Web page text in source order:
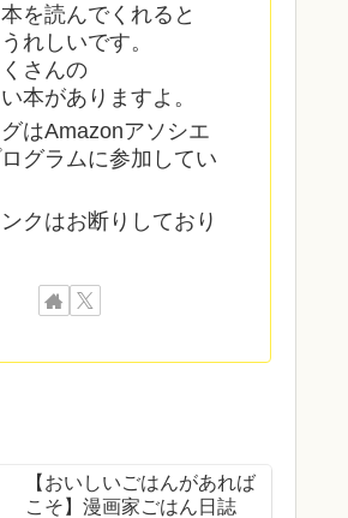
を読んでくれると
れしいです。
さんの
本がありますよ。
はAmazonアソシエ
グラムに参加してい
クはお断りしており
【おいしいごはんがあれば
こそ】漫画家ごはん日誌